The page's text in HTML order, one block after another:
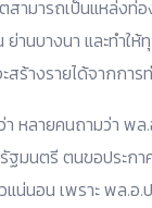
ตสามารถเป็นแหล่งท่
านบางนา และทำให้
สร้างรายได้จากการ
หลายคนถามว่า พล.
ฐมนตรี ตนขอประกา
น่นอน เพราะ พล.อ.